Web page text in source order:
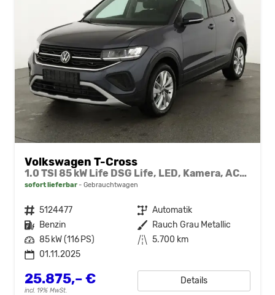
Volkswagen T-Cross
1.0 TSI 85 kW Life DSG Life, LED, Kamera, ACC, Side, Winter, 17-Zoll, 3-J. Garantie
sofort lieferbar Gebrauchtwagen
Fahrzeugnr. 5124477 Getriebe Automatik
Kraftstoff Benzin Außenfarbe Rauch Grau Metallic
Leistung 85 kW (116 PS) Kilometerstand 5.700 km
01.11.2025
25.875,– €
incl. 19% MwSt.
Details